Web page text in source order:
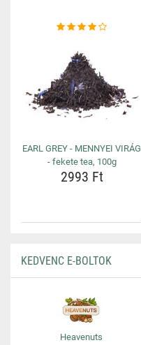
EARL GREY - MENNYEI VIRÁG
- fekete tea, 100g
2993 Ft
KEDVENC E-BOLTOK
Heavenuts